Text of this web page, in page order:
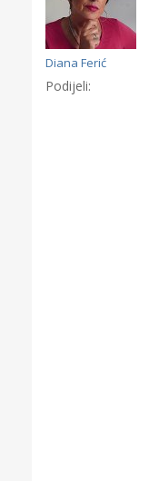
Diana Ferić
Podijeli: